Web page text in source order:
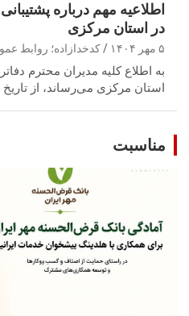
در استان مرکزی
۵ مهر ۱۴۰۴ کدخدازاده؛ روابط
به اطلاع کلیه مدیران محترم
استان مرکزی می‌رساند، از تاریخ ۱۴۰۴/۰۷/۰۳ …
مناسبت